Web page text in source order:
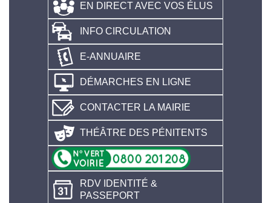
EN DIRECT AVEC VOS ÉLUS
INFO CIRCULATION
E-ANNUAIRE
DÉMARCHES EN LIGNE
CONTACTER LA MAIRIE
THÉÂTRE DES PÉNITENTS
RDV IDENTITÉ &
PASSEPORT